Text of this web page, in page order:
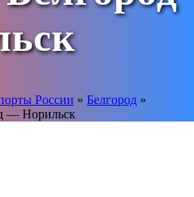
России » Белгород »
— Норильск